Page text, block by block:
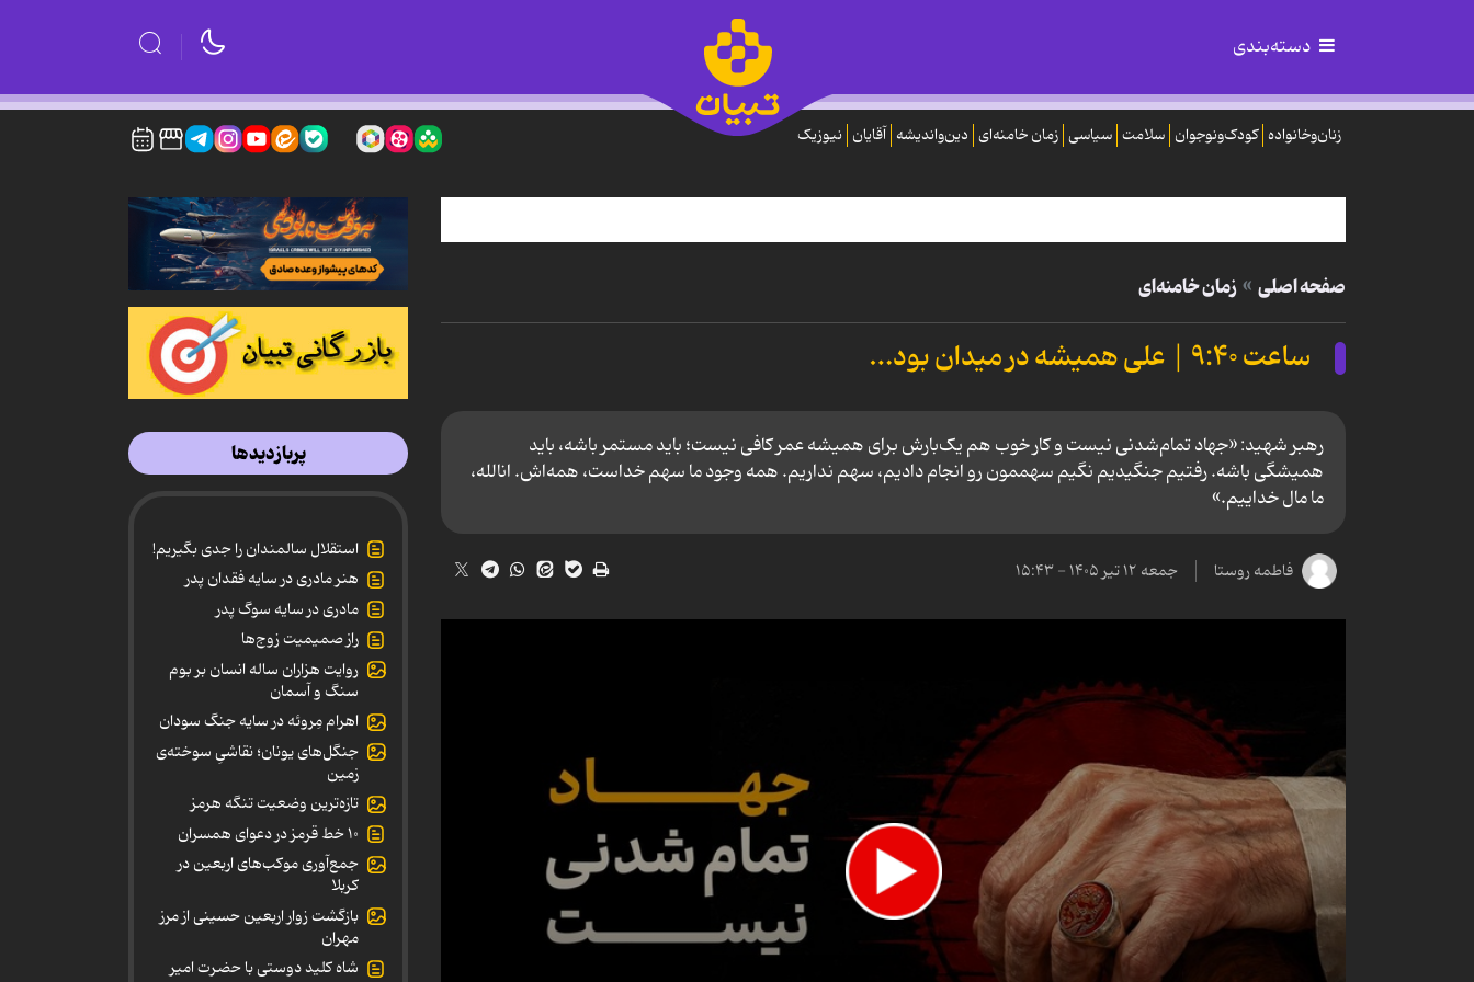
دسته‌بندی
زنان‌وخانواده کودک‌ونوجوان سلامت سیاسی زمان خامنه‌ای دین‌واندیشه آقایان نیوزیک
صفحه اصلی زمان خامنه‌ای
ساعت ۹:۴۰ | علی همیشه در میدان بود…
رهبر شهید: «جهاد تمام‌شدنی نیست ‌و کار خوب هم یک‌بارش برای همیشه‌ عمر کافی نیست؛ باید مستمر باشه، باید
همیشگی باشه. رفتیم جنگیدیم نگیم سهممون رو انجام دادیم، سهم نداریم. همه‌ وجود ما سهم خداست، همه‌اش. انالله،
ما مال خداییم.»
فاطمه روستا جمعه ۱۲ تیر ۱۴۰۵ - ۱۵:۴۳
پربازدیدها
استقلال سالمندان را جدی بگیریم!
هنر مادری در سایه‌ فقدان پدر
مادری در سایه سوگ پدر
راز صمیمیت زوج‌ها
روایت هزاران ساله انسان بر بوم
سنگ و آسمان
اهرام مِروئه در سایه جنگ سودان
جنگل‌های یونان؛ نقاشیِ سوخته‌ی
زمین
تازه‌ترین وضعیت تنگه هرمز
۱۰ خط قرمز در دعوای همسران
جمع‌آوری موکب‌های اربعین در
کربلا
بازگشت زوار اربعین حسینی از مرز
مهران
شاه کلید دوستی با حضرت امیر